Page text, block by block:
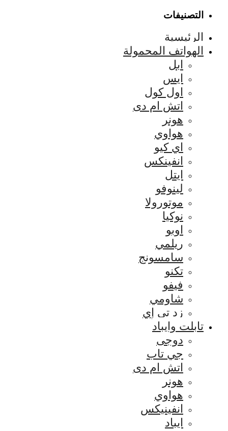
التصنيفات
الرئيسية
الهواتف المحمولة
ابل
ايس
اول كول
اتش ام دى
هونر
هواوي
اي كيو
انفينكس
ايتل
لينوفو
موتورولا
نوكيا
اوبو
ريلمي
سامسونج
تكنو
فيفو
شاومي
زد تي إي
تابلت وايباد
دوجى
جي تاب
اتش ام دى
هونر
هواوي
انفينيكس
ايباد